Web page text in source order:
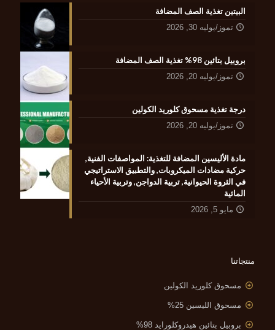
البيتين تغذية الصف المضافة
تموز/يوليه 30, 2026
بروبيل بتائين 98% تغذية الصف المضافة
تموز/يوليه 20, 2026
درجة تغذية مسحوق كلوريد الكولين
تموز/يوليه 20, 2026
مادة الأليسين المضافة للتغذية: المواصفات الفنية,
حركية مضادات الميكروبات, والتطبيق الاستراتيجي
في الثروة الحيوانية, تربية الدواجن, وتربية الأحياء
المائية
مايو 5, 2026
منتجاتنا
مسحوق كلوريد الكولين
مسحوق الليسين 25%
بروبيل بتائين هيدروكلورايد 98%